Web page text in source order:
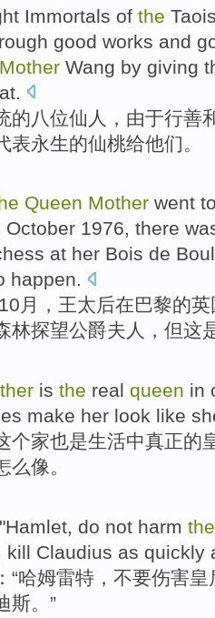
Immortals of the
good works and
Mother Wang by giving
的 八位仙人 ， 由于行善
表永生的仙桃给他们 。
Queen Mother went
October 1976, there
at her Bois de
happen.
10月 ， 王太后在巴黎的英
林探望公爵夫人， 但这
is the real queen in
make her look like
个家也是生活中真正的
么像。
Hamlet, do not harm
kill Claudius as quickly
：“哈姆雷特 ， 不要伤害皇
斯。”